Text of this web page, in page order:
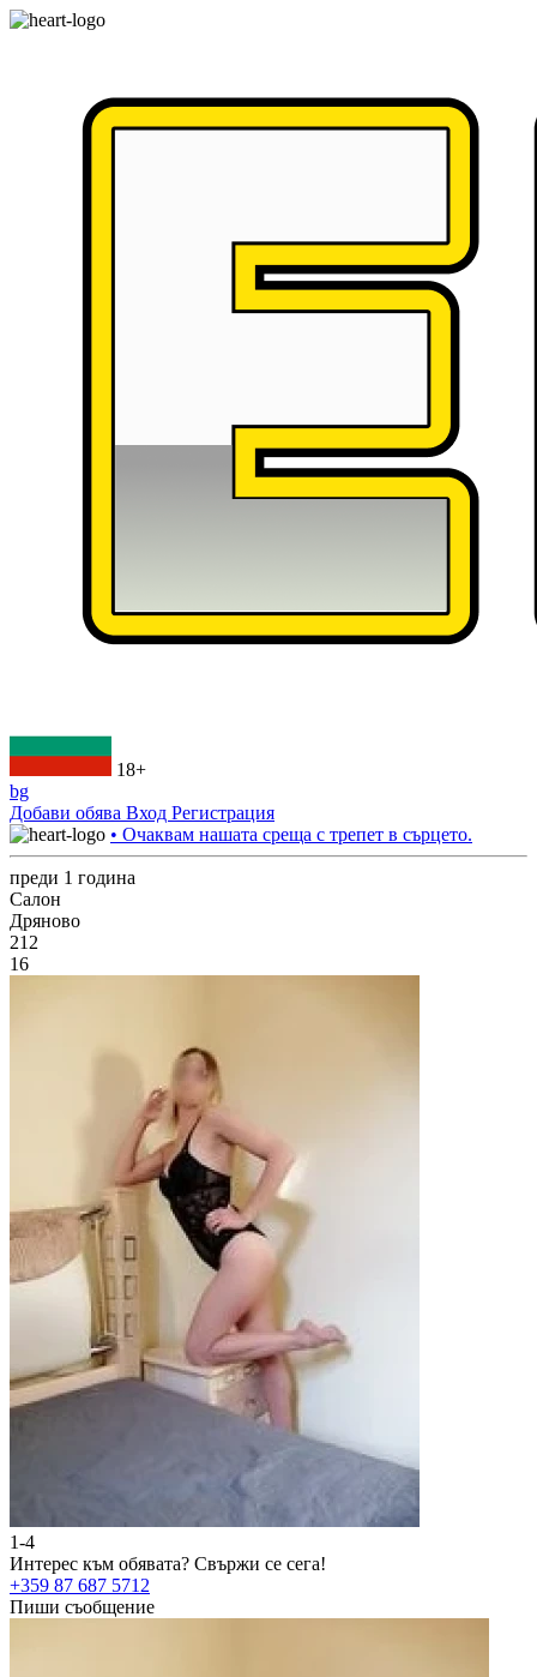
18+
bg
Добави обява Вход Регистрация
• Очаквам нашата среща с трепет в сърцето.
преди 1 година
Салон
Дряново
212
16
1-4
Интерес към обявата? Свържи се сега!
+359 87 687 5712
Пиши съобщение